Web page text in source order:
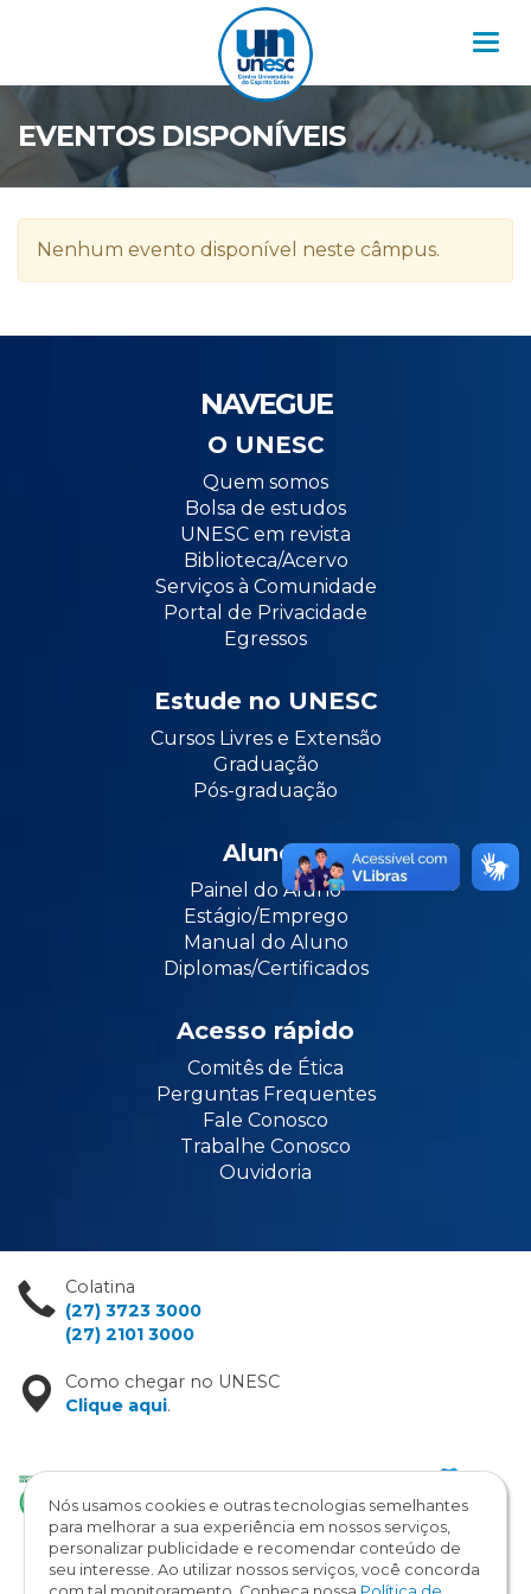
EVENTOS DISPONÍVEIS
Nenhum evento disponível neste câmpus.
NAVEGUE
O UNESC
Quem somos
Bolsa de estudos
UNESC em revista
Biblioteca/Acervo
Serviços à Comunidade
Portal de Privacidade
Egressos
Estude no UNESC
Cursos Livres e Extensão
Graduação
Pós-graduação
Alunos
Painel do Aluno
Estágio/Emprego
Manual do Aluno
Diplomas/Certificados
Acesso rápido
Comitês de Ética
Perguntas Frequentes
Fale Conosco
Trabalhe Conosco
Ouvidoria
Colatina
(27) 3723 3000
(27) 2101 3000
Como chegar no UNESC
Clique aqui.
Nós usamos cookies e outras tecnologias semelhantes
para melhorar a sua experiência em nossos serviços,
personalizar publicidade e recomendar conteúdo de
seu interesse. Ao utilizar nossos serviços, você concorda